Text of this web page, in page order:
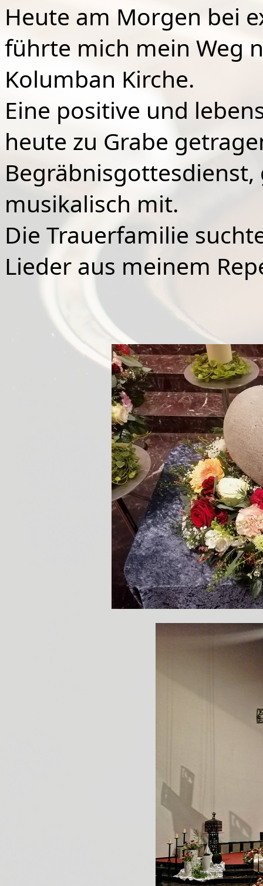
Heute am Morgen bei
führte mich mein Weg
Kolumban Kirche.
Eine positive und
heute zu Grabe
musikalisch mit.
Die Trauerfamilie
Lieder aus meinem